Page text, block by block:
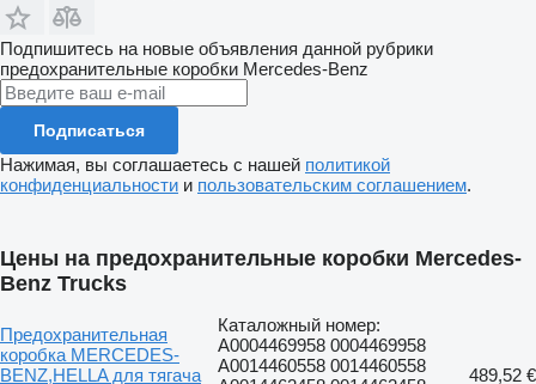
Подпишитесь на новые объявления данной рубрики
предохранительные коробки Mercedes-Benz
Подписаться
Нажимая, вы соглашаетесь с нашей политикой
конфиденциальности и пользовательским соглашением.
Цены на предохранительные коробки Mercedes-
Benz Trucks
Предохранительная
коробка MERCEDES-
BENZ,HELLA для тягача
Каталожный номер:
A0004469958 0004469958
A0014460558 0014460558
489,52 €